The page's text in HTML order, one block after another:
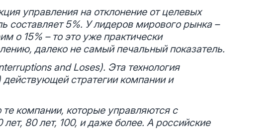
управления на отклонение от целевых
составляет 5%. У лидеров мирового рынка –
о 15% – то это уже практически
далеко не самый печальный показатель.
and Loses). Эта технология
стратегии компании и
компании, которые управляются с
80 лет, 100, и даже более. А российские